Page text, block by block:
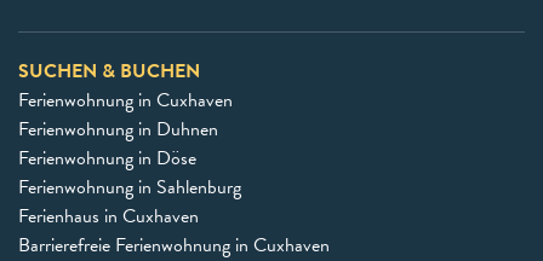
SUCHEN & BUCHEN
Ferienwohnung in Cuxhaven
Ferienwohnung in Duhnen
Ferienwohnung in Döse
Ferienwohnung in Sahlenburg
Ferienhaus in Cuxhaven
Barrierefreie Ferienwohnung in Cuxhaven